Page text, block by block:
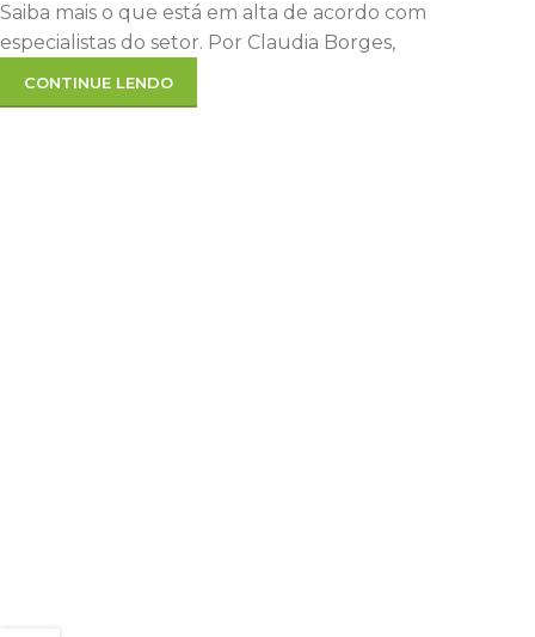
Saiba mais o que está em alta de acordo com
especialistas do setor. Por Claudia Borges,
CONTINUE LENDO